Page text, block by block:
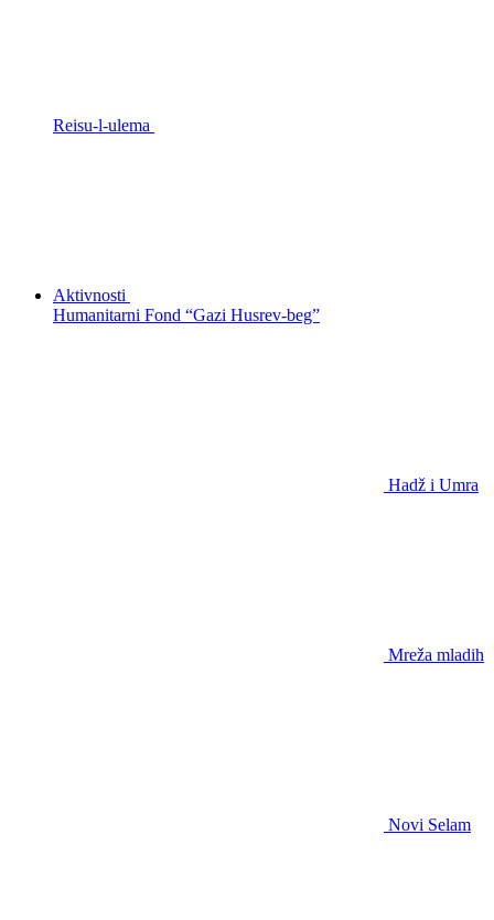
Reisu-l-ulema
Aktivnosti
Humanitarni Fond “Gazi Husrev-beg”
Hadž i Umra
Mreža mladih
Novi Selam